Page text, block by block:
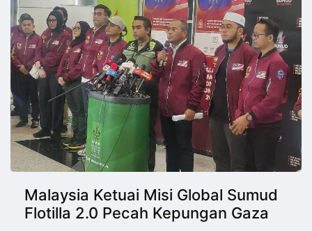
Malaysia Ketuai Misi Global Sumud
Flotilla 2.0 Pecah Kepungan Gaza